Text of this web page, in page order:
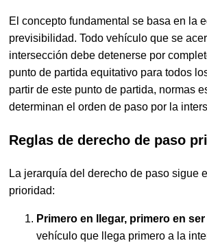
El concepto fundamental se basa en la
previsibilidad. Todo vehículo que se
intersección debe detenerse por
punto de partida equitativo para todos
partir de este punto de partida, normas
determinan el orden de paso por la
Reglas de derecho de paso
La jerarquía del derecho de paso sigue
prioridad:
Primero en llegar, primero en
vehículo que llega primero a la